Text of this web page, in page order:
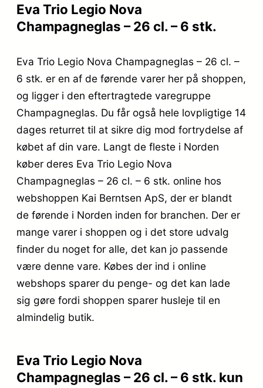
Eva Trio Legio Nova
Champagneglas – 26 cl. – 6 stk.
Eva Trio Legio Nova Champagneglas – 26 cl. –
6 stk. er en af de førende varer her på shoppen,
og ligger i den eftertragtede varegruppe
Champagneglas. Du får også hele lovpligtige 14
dages returret til at sikre dig mod fortrydelse af
købet af din vare. Langt de fleste i Norden
køber deres Eva Trio Legio Nova
Champagneglas – 26 cl. – 6 stk. online hos
webshoppen Kai Berntsen ApS, der er blandt
de førende i Norden inden for branchen. Der er
mange varer i shoppen og i det store udvalg
finder du noget for alle, det kan jo passende
være denne vare. Købes der ind i online
webshops sparer du penge- og det kan lade
sig gøre fordi shoppen sparer husleje til en
almindelig butik.
Eva Trio Legio Nova
Champagneglas – 26 cl. – 6 stk. kun